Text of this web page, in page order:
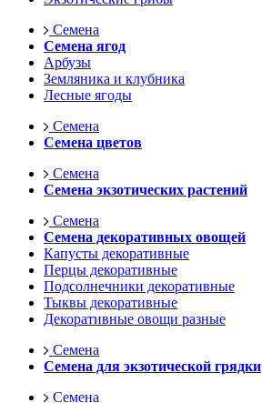
Семена
Семена ягод
Арбузы
Земляника и клубника
Лесные ягоды
Семена
Семена цветов
Семена
Семена экзотических растений
Семена
Семена декоративных овощей
Капусты декоративные
Перцы декоративные
Подсолнечники декоративные
Тыквы декоративные
Декоративные овощи разные
Семена
Семена для экзотической грядки
Семена